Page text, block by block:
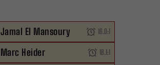
Jamal El Mansoury 16.0:1
Marc Heider 18. 1:1